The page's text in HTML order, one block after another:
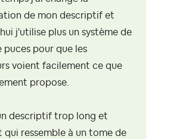
de mon descriptif et
j'utilise plus un système de
puces pour que les
voient facilement ce que
propose.
descriptif trop long et
qui ressemble à un tome de